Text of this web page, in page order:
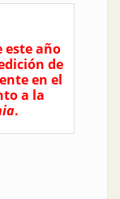
este año
de
en el
a la
.